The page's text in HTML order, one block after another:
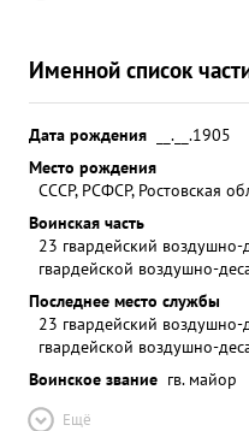
Именной список
Дата рождения
__.__.1905
Место рождения
СССР, РСФСР, Ростовская
Воинская часть
23 гвардейский воздушно-
гвардейской воздушно-
Последнее место службы
23 гвардейский воздушно-
гвардейской воздушно-
Воинское звание гв. майор
Ещё